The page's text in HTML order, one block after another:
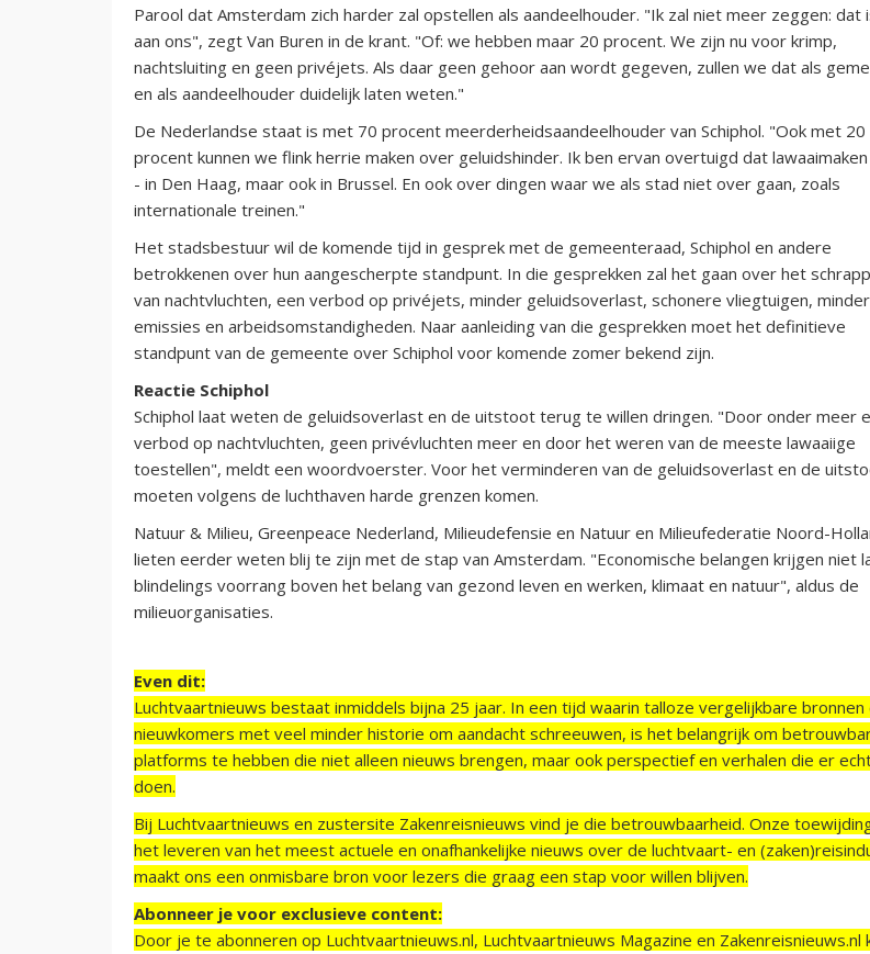
Parool dat Amsterdam zich harder zal opstellen als aandeelhouder. "Ik zal niet meer zeggen: dat
aan ons", zegt Van Buren in de krant. "Of: we hebben maar 20 procent. We zijn nu voor krimp,
nachtsluiting en geen privéjets. Als daar geen gehoor aan wordt gegeven, zullen we dat als
en als aandeelhouder duidelijk laten weten."
De Nederlandse staat is met 70 procent meerderheidsaandeelhouder van Schiphol. "Ook met 20
procent kunnen we flink herrie maken over geluidshinder. Ik ben ervan overtuigd dat
- in Den Haag, maar ook in Brussel. En ook over dingen waar we als stad niet over gaan, zoals
internationale treinen."
Het stadsbestuur wil de komende tijd in gesprek met de gemeenteraad, Schiphol en andere
betrokkenen over hun aangescherpte standpunt. In die gesprekken zal het gaan over het
van nachtvluchten, een verbod op privéjets, minder geluidsoverlast, schonere vliegtuigen, minder
emissies en arbeidsomstandigheden. Naar aanleiding van die gesprekken moet het definitieve
standpunt van de gemeente over Schiphol voor komende zomer bekend zijn.
Reactie Schiphol
Schiphol laat weten de geluidsoverlast en de uitstoot terug te willen dringen. "Door onder meer
verbod op nachtvluchten, geen privévluchten meer en door het weren van de meeste lawaaiige
toestellen", meldt een woordvoerster. Voor het verminderen van de geluidsoverlast en de
moeten volgens de luchthaven harde grenzen komen.
Natuur & Milieu, Greenpeace Nederland, Milieudefensie en Natuur en Milieufederatie Noord-
lieten eerder weten blij te zijn met de stap van Amsterdam. "Economische belangen krijgen niet
blindelings voorrang boven het belang van gezond leven en werken, klimaat en natuur", aldus de
milieuorganisaties.
Even dit:
Luchtvaartnieuws bestaat inmiddels bijna 25 jaar. In een tijd waarin talloze vergelijkbare bronnen
nieuwkomers met veel minder historie om aandacht schreeuwen, is het belangrijk om
platforms te hebben die niet alleen nieuws brengen, maar ook perspectief en verhalen die er
doen.
Bij Luchtvaartnieuws en zustersite Zakenreisnieuws vind je die betrouwbaarheid. Onze
het leveren van het meest actuele en onafhankelijke nieuws over de luchtvaart- en
maakt ons een onmisbare bron voor lezers die graag een stap voor willen blijven.
Abonneer je voor exclusieve content:
Door je te abonneren op Luchtvaartnieuws.nl, Luchtvaartnieuws Magazine en Zakenreisnieuws.nl